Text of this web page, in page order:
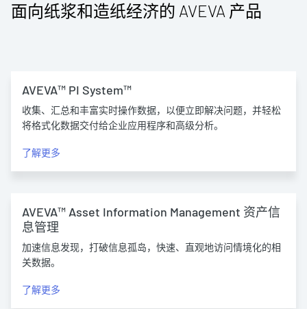
面向纸浆和造纸经济的 AVEVA 产品
AVEVA™ PI System™
收集、汇总和丰富实时操作数据，以便立即解决问题，并轻松
将格式化数据交付给企业应用程序和高级分析。
了解更多
AVEVA™ Asset Information Management 资产信
息管理
加速信息发现，打破信息孤岛，快速、直观地访问情境化的相
关数据。
了解更多